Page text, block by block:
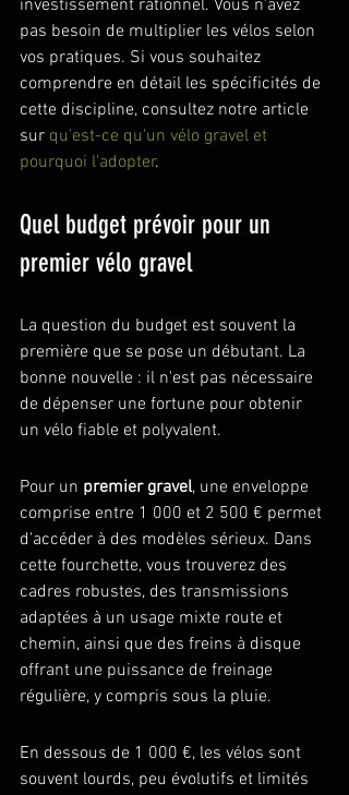
investissement rationnel. Vous n'avez
pas besoin de multiplier les vélos selon
vos pratiques. Si vous souhaitez
comprendre en détail les spécificités de
cette discipline, consultez notre article
sur qu'est-ce qu'un vélo gravel et
pourquoi l'adopter.
Quel budget prévoir pour un
premier vélo gravel
La question du budget est souvent la
première que se pose un débutant. La
bonne nouvelle : il n'est pas nécessaire
de dépenser une fortune pour obtenir
un vélo fiable et polyvalent.
Pour un premier gravel, une enveloppe
comprise entre 1 000 et 2 500 € permet
d'accéder à des modèles sérieux. Dans
cette fourchette, vous trouverez des
cadres robustes, des transmissions
adaptées à un usage mixte route et
chemin, ainsi que des freins à disque
offrant une puissance de freinage
régulière, y compris sous la pluie.
En dessous de 1 000 €, les vélos sont
souvent lourds, peu évolutifs et limités